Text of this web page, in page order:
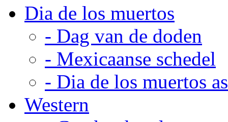
Dia de los muertos
- Dag van de doden
- Mexicaanse schedel
- Dia de los muertos
Western